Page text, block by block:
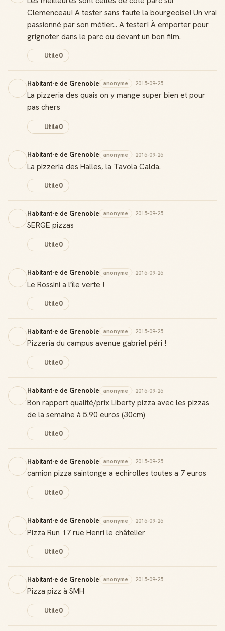
Clemenceau! A tester sans faute la bourgeoise! Un vrai
passionné par son métier... A tester! À emporter pour
grignoter dans le parc ou devant un bon film.
Utile0
Habitant·e de Grenoble anonyme · 2015-09-25
La pizzeria des quais on y mange super bien et pour
pas chers
Utile0
Habitant·e de Grenoble anonyme · 2015-09-25
La pizzeria des Halles, la Tavola Calda.
Utile0
Habitant·e de Grenoble anonyme · 2015-09-25
SERGE pizzas
Utile0
Habitant·e de Grenoble anonyme · 2015-09-25
Le Rossini a l'île verte !
Utile0
Habitant·e de Grenoble anonyme · 2015-09-25
Pizzeria du campus avenue gabriel péri !
Utile0
Habitant·e de Grenoble anonyme · 2015-09-25
Bon rapport qualité/prix Liberty pizza avec les pizzas
de la semaine à 5.90 euros (30cm)
Utile0
Habitant·e de Grenoble anonyme · 2015-09-25
camion pizza saintonge a echirolles toutes a 7 euros
Utile0
Habitant·e de Grenoble anonyme · 2015-09-25
Pizza Run 17 rue Henri le châtelier
Utile0
Habitant·e de Grenoble anonyme · 2015-09-25
Pizza pizz à SMH
Utile0
Gagne des points à chaque contribution utile
Reconnaissance locale
Deviens une référence dans ta ville
Notifications
Sois notifié quand ton avis aide quelqu'un